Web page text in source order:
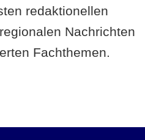
redaktionellen
Nachrichten
Fachthemen.